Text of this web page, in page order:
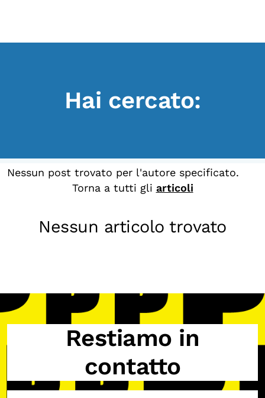
LA FONDAZIONE
Chi siamo
Archivio
Mostre digitali
I CONTENUTI
Osservatori di ricerca
Progetti Nazionali
Hai cercato:
Nessun post trovato per l'autore specificato.
Torna a tutti gli articoli
Nessun articolo trovato
Restiamo in
contatto